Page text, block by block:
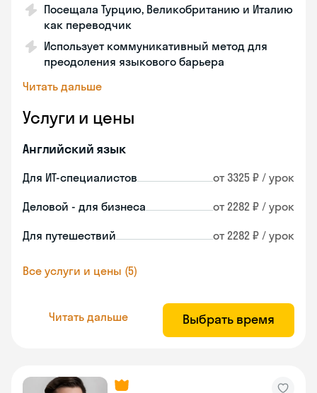
Посещала Турцию, Великобританию и Италию
как переводчик
Использует коммуникативный метод для
преодоления языкового барьера
Читать дальше
Услуги и цены
Английский язык
Для ИТ-специалистов от 3325 ₽ / урок
Деловой - для бизнеса от 2282 ₽ / урок
Для путешествий от 2282 ₽ / урок
Все услуги и цены (5)
Читать дальше Выбрать время